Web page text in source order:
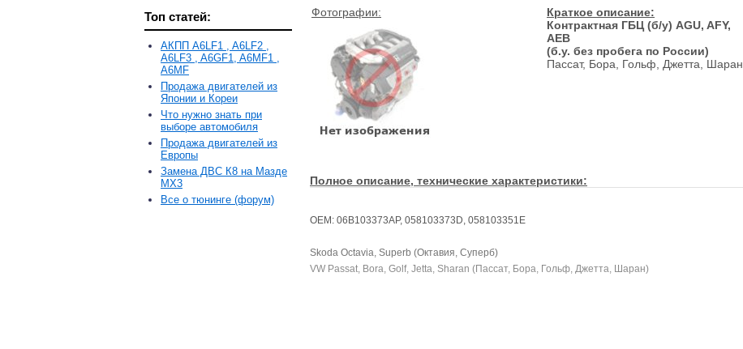
Топ статей:
АКПП A6LF1 , A6LF2 ,
A6LF3 , A6GF1, A6MF1 ,
A6MF
Продажа двигателей из
Японии и Кореи
Что нужно знать при
выборе автомобиля
Продажа двигателей из
Европы
Замена ДВС К8 на Мазде
MX3
Все о тюнинге (форум)
Фотографии:
Краткое описание:
Контрактная ГБЦ (б/у) AGU, AFY,
AEB
(б.у. без пробега по России)
Пассат, Бора, Гольф, Джетта, Шаран
Полное описание, технические характеристики:
OEM: 06B103373AP, 058103373D, 058103351E
Skoda Octavia, Superb (Октавия, Суперб)
VW Passat, Bora, Golf, Jetta, Sharan (Пассат, Бора, Гольф, Джетта, Шаран)